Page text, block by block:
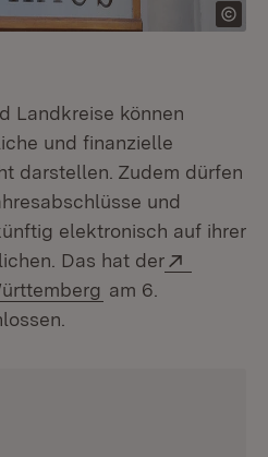
Landkreise können
und finanzielle
darstellen. Zudem dürfen
und
elektronisch auf ihrer
Das hat der
(Öffnet in neuem
am 6.